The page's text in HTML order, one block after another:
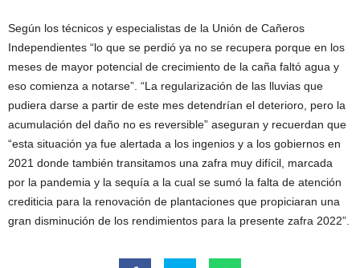
Según los técnicos y especialistas de la Unión de Cañeros
Independientes “lo que se perdió ya no se recupera porque en los
meses de mayor potencial de crecimiento de la caña faltó agua y
eso comienza a notarse”. “La regularización de las lluvias que
pudiera darse a partir de este mes detendrían el deterioro, pero la
acumulación del daño no es reversible” aseguran y recuerdan que
“esta situación ya fue alertada a los ingenios y a los gobiernos en
2021 donde también transitamos una zafra muy difícil, marcada
por la pandemia y la sequía a la cual se sumó la falta de atención
crediticia para la renovación de plantaciones que propiciaran una
gran disminución de los rendimientos para la presente zafra 2022”.